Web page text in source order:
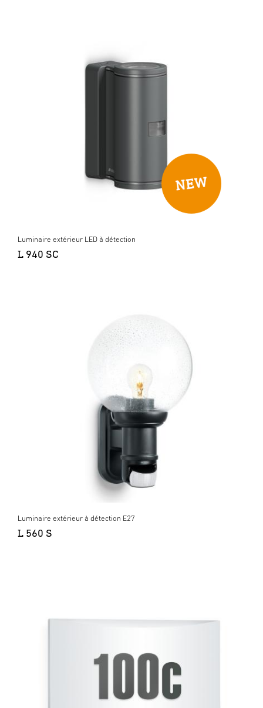
Luminaire extérieur LED à détection
L 940 SC
Luminaire extérieur à détection E27
L 560 S